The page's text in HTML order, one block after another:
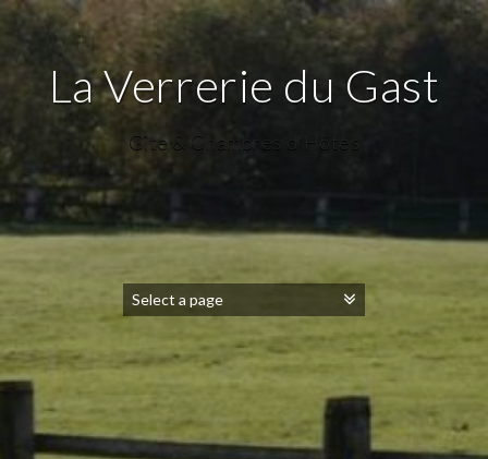
La Verrerie du Gast
Gîte & Chambres d'Hôtes